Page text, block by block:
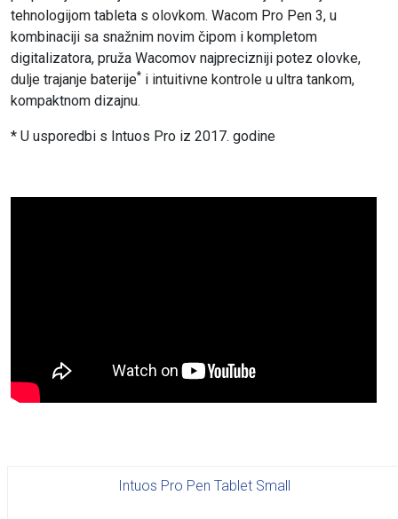
tehnologijom tableta s olovkom. Wacom Pro Pen 3, u
kombinaciji sa snažnim novim čipom i kompletom
digitalizatora, pruža Wacomov najprecizniji potez olovke,
dulje trajanje baterije* i intuitivne kontrole u ultra tankom,
kompaktnom dizajnu.
* U usporedbi s Intuos Pro iz 2017. godine
Intuos Pro Pen Tablet Small